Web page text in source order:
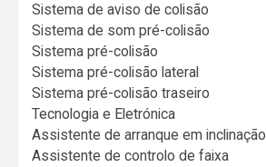
Sistema de aviso de colisão
Sistema de som pré-colisão
Sistema pré-colisão
Sistema pré-colisão lateral
Sistema pré-colisão traseiro
Tecnologia e Eletrónica
Assistente de arranque em inclinação
Assistente de controlo de faixa